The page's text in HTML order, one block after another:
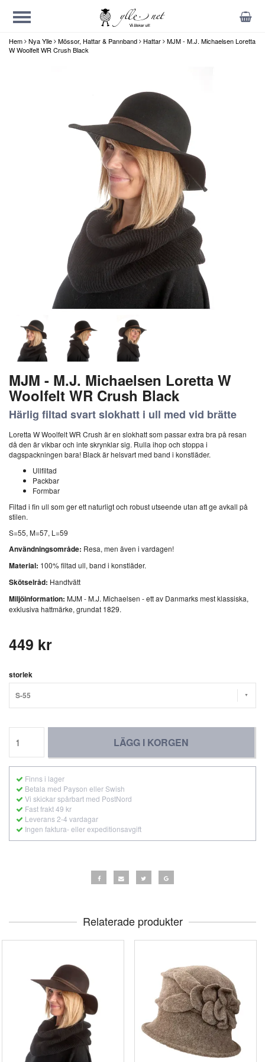
Hem Nya Ylle Mössor, Hattar & Pannband Hattar
MJM - M.J. Michaelsen Loretta
W Woolfelt WR Crush Black
MJM - M.J. Michaelsen Loretta W
Woolfelt WR Crush Black
Härlig filtad svart slokhatt i ull med vid brätte
Loretta W Woolfelt WR Crush är en slokhatt som passar extra bra på resan
då den är vikbar och inte skrynklar sig. Rulla ihop och stoppa i
dagspackningen bara! Black är helsvart med band i konstläder.
Ullfiltad
Packbar
Formbar
Filtad i fin ull som ger ett naturligt och robust utseende utan att ge avkall på
stilen.
S=55, M=57, L=59
Användningsområde: Resa, men även i vardagen!
Material: 100% filtad ull, band i konstläder.
Skötselråd: Handtvätt
Miljöinformation: MJM - M.J. Michaelsen - ett av Danmarks mest klassiska,
exklusiva hattmärke, grundat 1829.
449 kr
storlek
S-55
LÄGG I KORGEN
Finns i lager
Betala med Payson eller Swish
Vi skickar spårbart med PostNord
Fast frakt 49 kr
Leverans 2-4 vardagar
Ingen faktura- eller expeditionsavgift
Relaterade produkter